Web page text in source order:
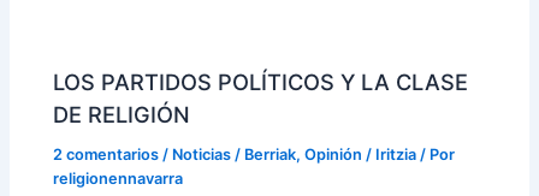
LOS PARTIDOS POLÍTICOS Y LA CLASE
DE RELIGIÓN
2 comentarios / Noticias / Berriak,Opinión / Iritzia / Por
religionennavarra